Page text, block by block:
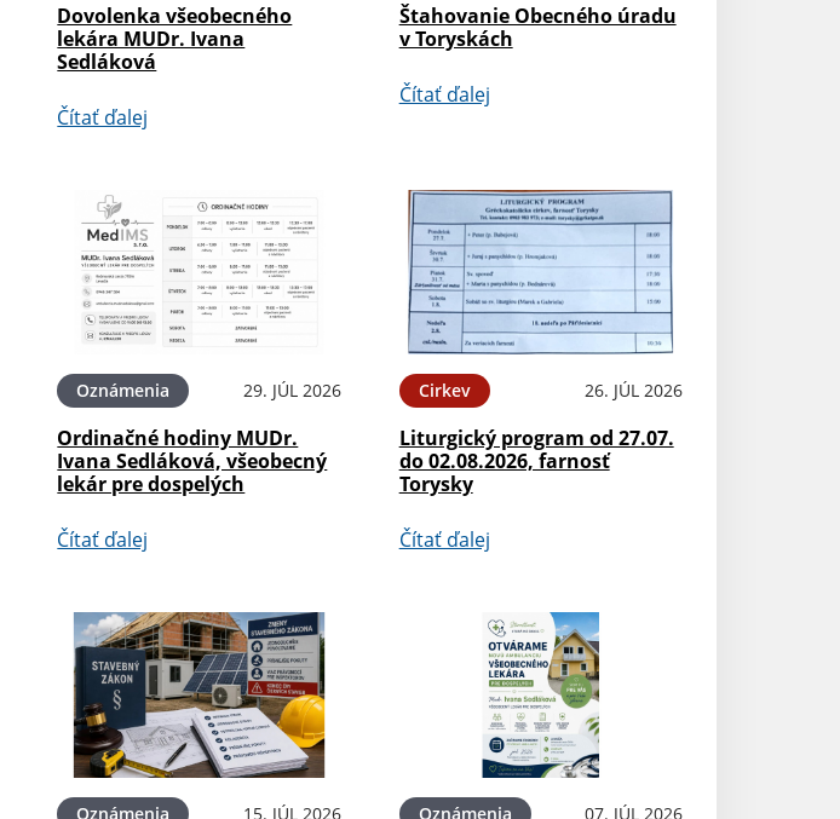
Dovolenka všeobecného
lekára MUDr. Ivana
Sedláková
Čítať ďalej
Štahovanie Obecného úradu
v Toryskách
Čítať ďalej
Oznámenia 29. JÚL 2026
Ordinačné hodiny MUDr.
Ivana Sedláková, všeobecný
lekár pre dospelých
Čítať ďalej
Cirkev 26. JÚL 2026
Liturgický program od 27.07.
do 02.08.2026, farnosť
Torysky
Čítať ďalej
Oznámenia 15. JÚL 2026 Oznámenia 07. JÚL 2026